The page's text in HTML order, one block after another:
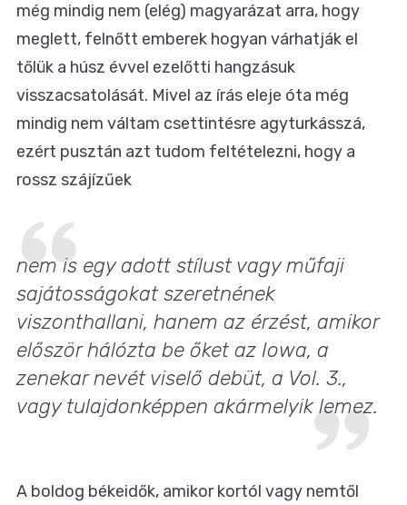
még mindig nem (elég) magyarázat arra, hogy
meglett, felnőtt emberek hogyan várhatják el
tőlük a húsz évvel ezelőtti hangzásuk
visszacsatolását. Mivel az írás eleje óta még
mindig nem váltam csettintésre agyturkásszá,
ezért pusztán azt tudom feltételezni, hogy a
rossz szájízűek
nem is egy adott stílust vagy műfaji
sajátosságokat szeretnének
viszonthallani, hanem az érzést, amikor
először hálózta be őket az Iowa, a
zenekar nevét viselő debüt, a Vol. 3.,
vagy tulajdonképpen akármelyik lemez.
A boldog békeidők, amikor kortól vagy nemtől